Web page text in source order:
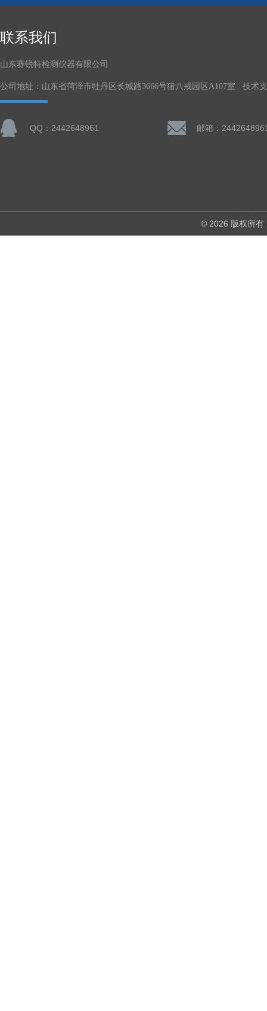
联系我们
山东赛锐特检测仪器有限公司
公司地址：山东省菏泽市牡丹区长城路3666号猪八戒园区A107室 技术
QQ：2442648961 邮箱：
© 2026 版权所